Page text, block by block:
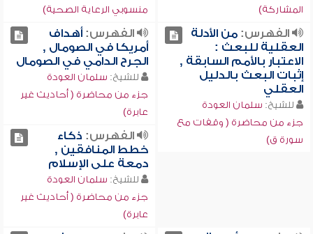
المشاركة)
منسوبي الرعاية الصحية)
الفهرس:من الأدلة
العقلية للبعث :
الاعتبار بالأمم السابقة ,
إثبات البعث بالدليل
العقلي
للشيخ: سلمان العودة
جزء من محاضرة ( وقفات مع
سورة ق)
الفهرس:أهداف
أمريكا في الصومال ,
الجرح الدامي في الصومال
للشيخ: سلمان العودة
جزء من محاضرة ( أحاديث غير
عابرة)
الفهرس: ذكاء
خطط المنافقين ,
دمعة على الإسلام
للشيخ: سلمان العودة
جزء من محاضرة ( أحاديث غير
عابرة)